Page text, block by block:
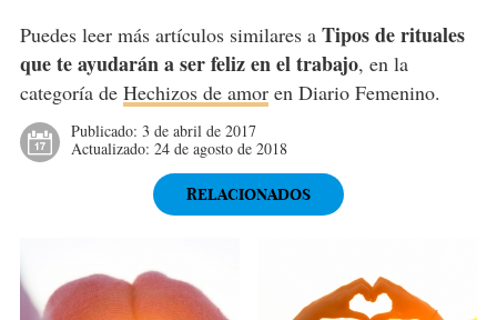
Puedes leer más artículos similares a Tipos de rituales
que te ayudarán a ser feliz en el trabajo, en la
categoría de Hechizos de amoren Diario Femenino.
Publicado: 3 de abril de 2017
Actualizado: 24 de agosto de 2018
RELACIONADOS